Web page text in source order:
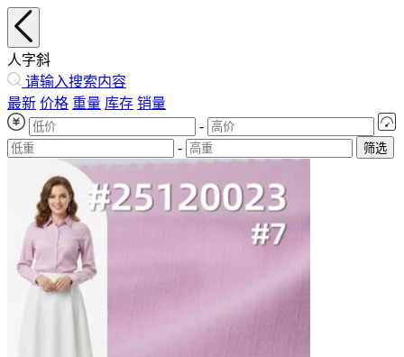
人字斜
请输入搜索内容
最新 价格 重量 库存 销量
-
-
筛选